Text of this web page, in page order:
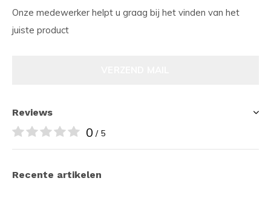
Onze medewerker helpt u graag bij het vinden van het
juiste product
Reviews
0 / 5
Recente artikelen